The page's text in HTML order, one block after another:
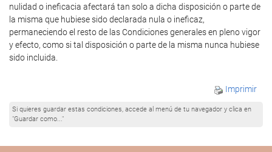
nulidad o ineficacia afectará tan solo a dicha disposición o parte de
la misma que hubiese sido declarada nula o ineficaz,
permaneciendo el resto de las Condiciones generales en pleno vigor
y efecto, como si tal disposición o parte de la misma nunca hubiese
sido incluida.
Imprimir
Si quieres guardar estas condiciones, accede al menú de tu navegador y clica en
"Guardar como..."